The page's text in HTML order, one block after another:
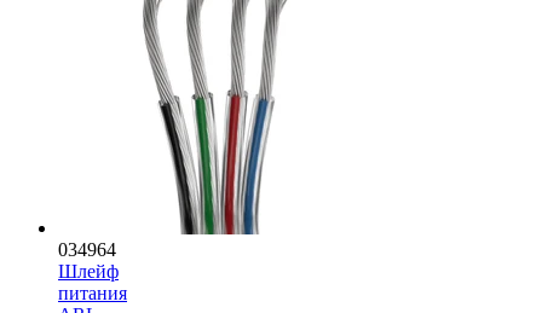
034964
Шлейф
питания